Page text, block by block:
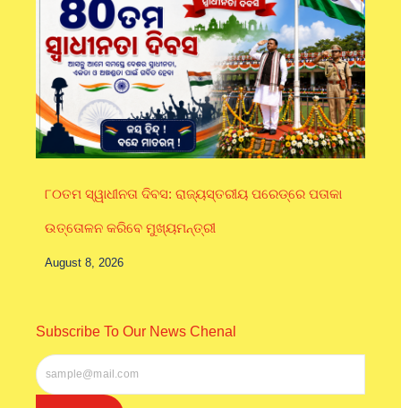
୮୦ତମ ସ୍ୱାଧୀନତା ଦିବସ: ରାଜ୍ୟସ୍ତରୀୟ ପରେଡ୍‌ରେ ପତାକା
ଉତ୍ତୋଳନ କରିବେ ମୁଖ୍ୟମନ୍ତ୍ରୀ
August 8, 2026
Subscribe To Our News Chenal